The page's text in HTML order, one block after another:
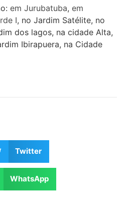
em Jurubatuba, em
I, no Jardim Satélite, no
dos lagos, na cidade Alta,
Ibirapuera, na Cidade
Twitter
WhatsApp